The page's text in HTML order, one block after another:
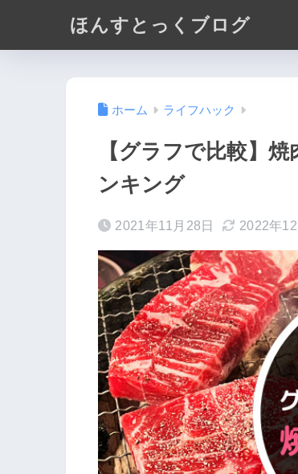
ほんすとっくブログ
ホーム ライフハック
【グラフで比較】
ンキング
2021年11月28日 2022年